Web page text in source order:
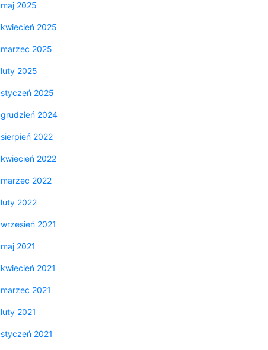
maj 2025
kwiecień 2025
marzec 2025
luty 2025
styczeń 2025
grudzień 2024
sierpień 2022
kwiecień 2022
marzec 2022
luty 2022
wrzesień 2021
maj 2021
kwiecień 2021
marzec 2021
luty 2021
styczeń 2021